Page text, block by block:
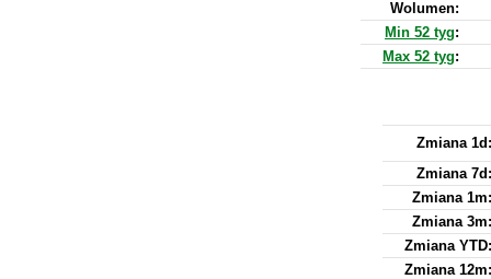
Wolumen:
Min 52 tyg:
Max 52 tyg:
Zmiana 1d:
Zmiana 7d:
Zmiana 1m:
Zmiana 3m:
Zmiana YTD:
Zmiana 12m: